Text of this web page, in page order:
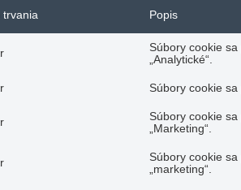
trvania Popis
Súbory cookie
„Analytické“.
Súbory cookie
Súbory cookie
„Marketing“.
Súbory cookie
„marketing“.